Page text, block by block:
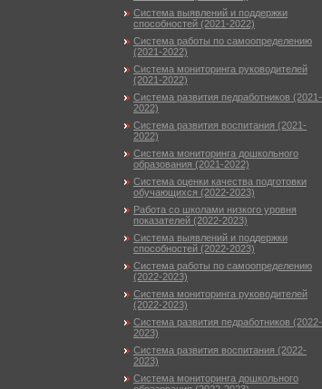
Система выявлений и поддержки
способностей (2021-2022)
Система работы по самоопределению
(2021-2022)
Система мониторинга руководителей
(2021-2022)
Система развития педработников (2021-
2022)
Система развития воспитания (2021-
2022)
Система мониторинга дошкольного
образования (2021-2022)
Система оценки качества подготовки
обучающихся (2022-2023)
Работа со школами низкого уровня
показателей (2022-2023)
Система выявлений и поддержки
способностей (2022-2023)
Система работы по самоопределению
(2022-2023)
Система мониторинга руководителей
(2022-2023)
Система развития педработников (2022-
2023)
Система развития воспитания (2022-
2023)
Система мониторинга дошкольного